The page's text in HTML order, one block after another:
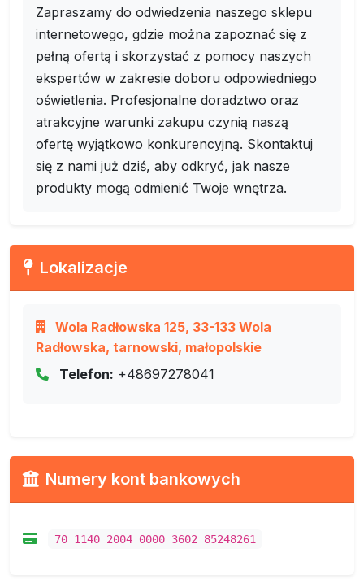
Zapraszamy do odwiedzenia naszego sklepu
internetowego, gdzie można zapoznać się z
pełną ofertą i skorzystać z pomocy naszych
ekspertów w zakresie doboru odpowiedniego
oświetlenia. Profesjonalne doradztwo oraz
atrakcyjne warunki zakupu czynią naszą
ofertę wyjątkowo konkurencyjną. Skontaktuj
się z nami już dziś, aby odkryć, jak nasze
produkty mogą odmienić Twoje wnętrza.
Lokalizacje
Wola Radłowska 125, 33-133 Wola
Radłowska, tarnowski, małopolskie
Telefon: +48697278041
Numery kont bankowych
70 1140 2004 0000 3602 85248261